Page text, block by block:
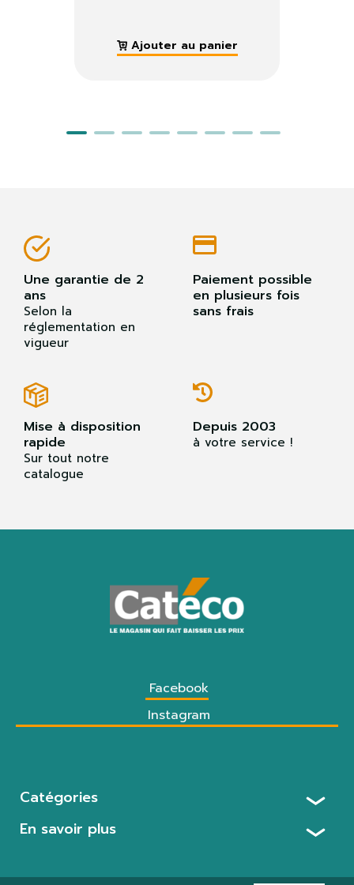
Ajouter au panier
Une garantie de 2
ans
Selon la
réglementation en
vigueur
Paiement possible
en plusieurs fois
sans frais
Mise à disposition
rapide
Sur tout notre
catalogue
Depuis 2003
à votre service !
Facebook
Instagram
Catégories
En savoir plus